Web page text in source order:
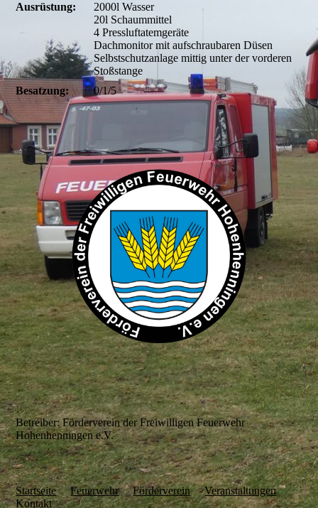
Ausrüstung:
2000l Wasser
20l Schaummittel
4 Pressluftatemgeräte
Dachmonitor mit aufschraubaren Düsen
Selbstschutzanlage mittig unter der vorderen
Stoßstange
Besatzung:
0/1/5
Betreiber: Förderverein der Freiwilligen Feuerwehr
Hohenhenningen e.V.
Startseite Feuerwehr Förderverein
Veranstaltungen
Kontakt